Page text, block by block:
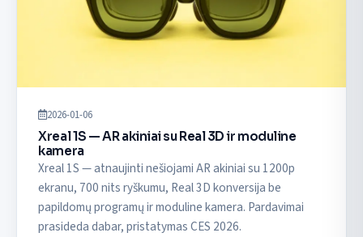
2026-01-06
Xreal 1S — AR akiniai su Real 3D ir moduline
kamera
Xreal 1S — atnaujinti nešiojami AR akiniai su 1200p
ekranu, 700 nits ryškumu, Real 3D konversija be
papildomų programų ir moduline kamera. Pardavimai
prasideda dabar, pristatymas CES 2026.